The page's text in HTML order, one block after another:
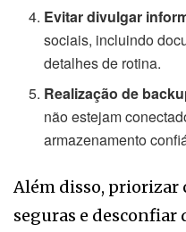
Evitar divulgar
sociais, incluindo
detalhes de rotina.
Realização de
não estejam
armazenamento
Além disso,
seguras e desconfiar